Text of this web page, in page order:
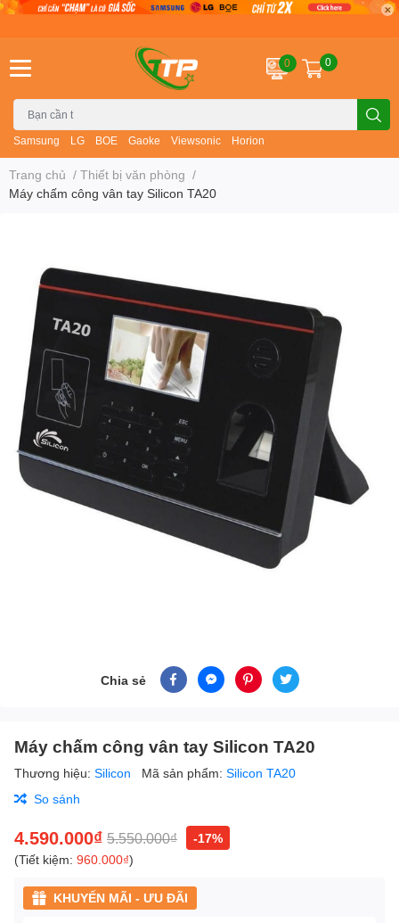
Samsung LG BOE Gaoke Viewsonic Horion
0 0
Trang chủ / Thiết bị văn phòng /
Máy chấm công vân tay Silicon TA20
Chia sẻ
Máy chấm công vân tay Silicon TA20
Thương hiệu: Silicon Mã sản phẩm: Silicon TA20
So sánh
4.590.000₫ 5.550.000₫
-17%
(Tiết kiệm: 960.000₫)
KHUYẾN MÃI - ƯU ĐÃI